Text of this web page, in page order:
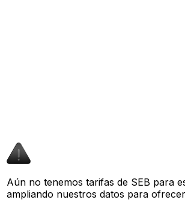
Aún no tenemos tarifas de SEB para
ampliando nuestros datos para